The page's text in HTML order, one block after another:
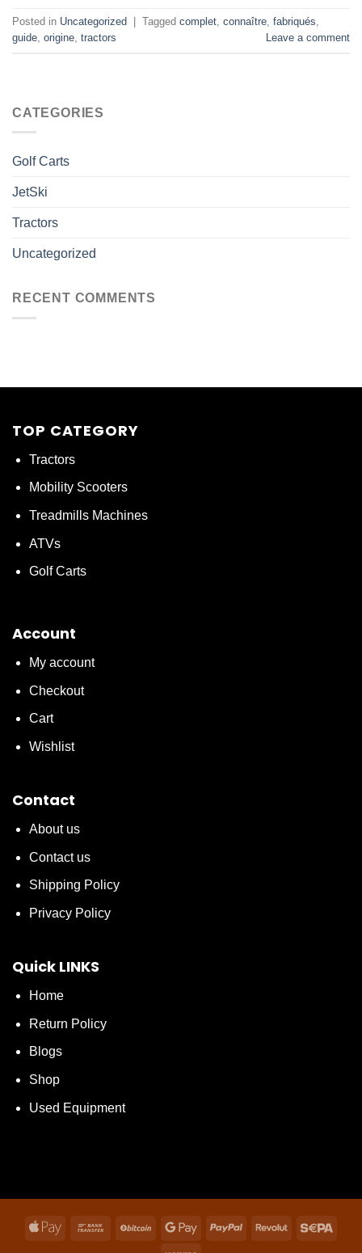
Posted in Uncategorized Tagged complet connaître fabriqués
guide origine tractors Leave a comment
CATEGORIES
Golf Carts
JetSki
Tractors
Uncategorized
RECENT COMMENTS
TOP CATEGORY
Tractors
Mobility Scooters
Treadmills Machines
ATVs
Golf Carts
Account
My account
Checkout
Cart
Wishlist
Contact
About us
Contact us
Shipping Policy
Privacy Policy
Quick LINKS
Home
Return Policy
Blogs
Shop
Used Equipment